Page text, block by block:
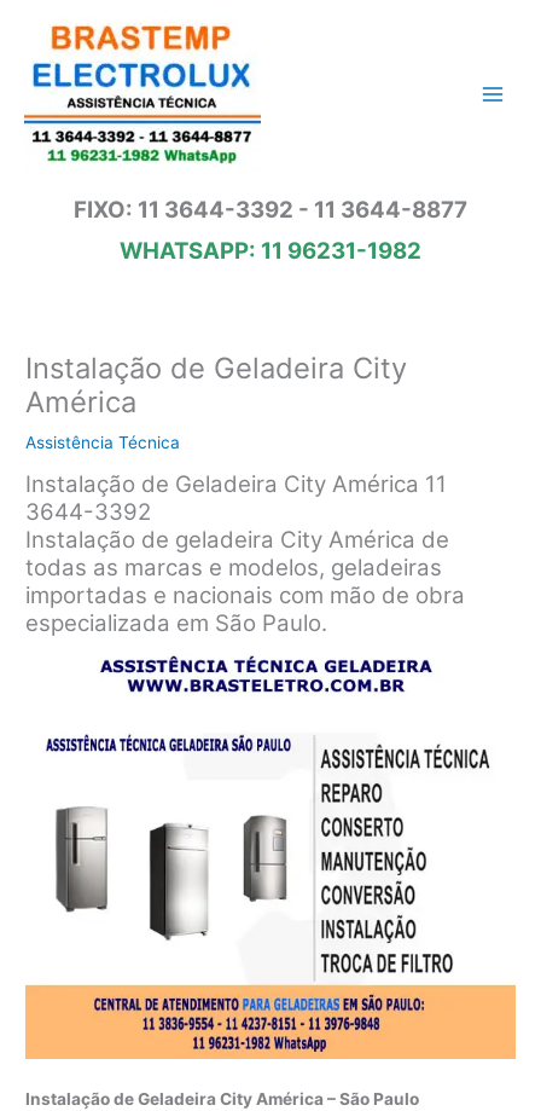
conteúdo
FIXO: 11 3644-3392 - 11 3644-8877
WHATSAPP: 11 96231-1982
Instalação de Geladeira City
América
Assistência Técnica
Instalação de Geladeira City América 11
3644-3392
Instalação de geladeira City América de
todas as marcas e modelos, geladeiras
importadas e nacionais com mão de obra
especializada em São Paulo.
Instalação de Geladeira City América – São Paulo